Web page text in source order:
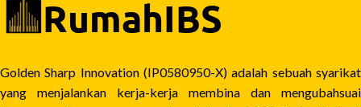
Golden Sharp Innovation (IP0580950-X) adalah sebuah syarikat
yang menjalankan kerja-kerja membina dan mengubahsuai